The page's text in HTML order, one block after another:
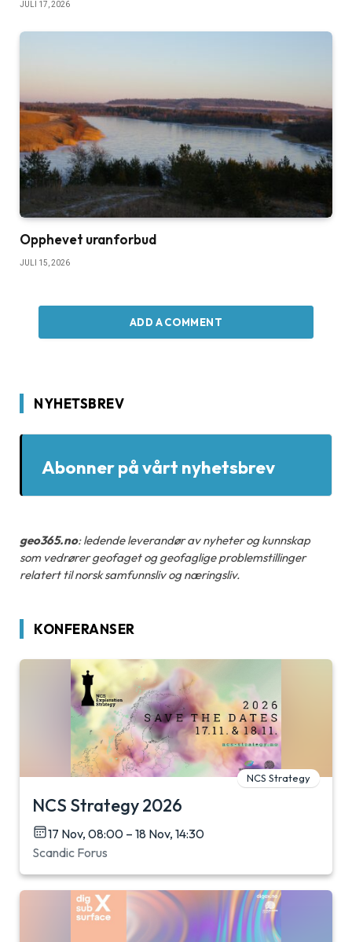
JULI 17, 2026
Opphevet uranforbud
JULI 15, 2026
ADD A COMMENT
NYHETSBREV
Abonner på vårt nyhetsbrev
geo365.no: ledende leverandør av nyheter og kunnskap
som vedrører geofaget og geofaglige problemstillinger
relatert til norsk samfunnsliv og næringsliv.
KONFERANSER
NCS Strategy
NCS Strategy 2026
17 Nov, 08:00 – 18 Nov, 14:30
Scandic Forus